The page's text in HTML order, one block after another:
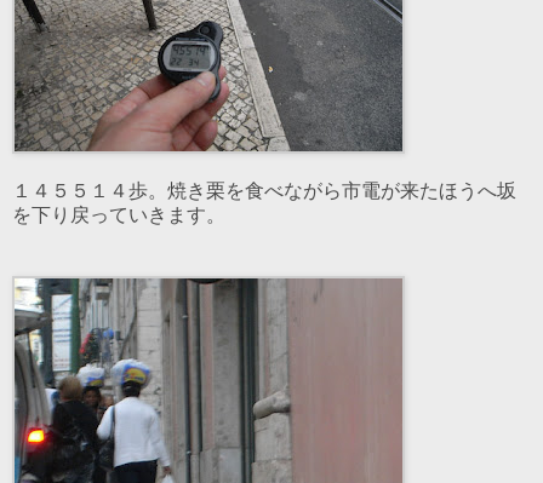
１４５５１４歩。焼き栗を食べながら市電が来たほうへ坂
を下り戻っていきます。